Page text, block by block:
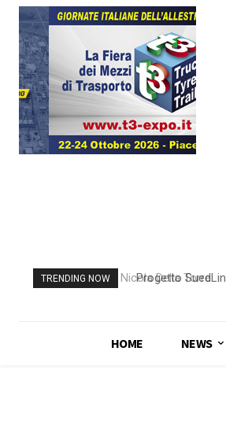
TRENDING NOW
Progetto SuedLink
con TBM del
HOME NEWS